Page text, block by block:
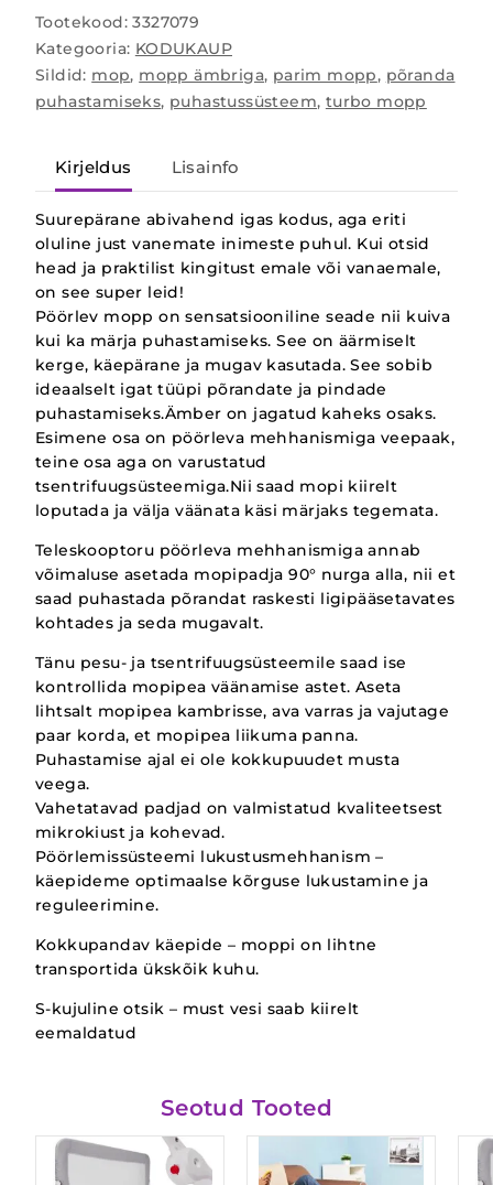
Tootekood:3327079
Kategooria: KODUKAUP
Sildid: mop, mopp ämbriga, parim mopp, põranda
puhastamiseks, puhastussüsteem, turbo mopp
Kirjeldus Lisainfo
Suurepärane abivahend igas kodus, aga eriti
oluline just vanemate inimeste puhul. Kui otsid
head ja praktilist kingitust emale või vanaemale,
on see super leid!
Pöörlev mopp on sensatsiooniline seade nii kuiva
kui ka märja puhastamiseks. See on äärmiselt
kerge, käepärane ja mugav kasutada. See sobib
ideaalselt igat tüüpi põrandate ja pindade
puhastamiseks.Ämber on jagatud kaheks osaks.
Esimene osa on pöörleva mehhanismiga veepaak,
teine osa aga on varustatud
tsentrifuugsüsteemiga.Nii saad mopi kiirelt
loputada ja välja väänata käsi märjaks tegemata.
Teleskooptoru pöörleva mehhanismiga annab
võimaluse asetada mopipadja 90° nurga alla, nii et
saad puhastada põrandat raskesti ligipääsetavates
kohtades ja seda mugavalt.
Tänu pesu- ja tsentrifuugsüsteemile saad ise
kontrollida mopipea väänamise astet. Aseta
lihtsalt mopipea kambrisse, ava varras ja vajutage
paar korda, et mopipea liikuma panna.
Puhastamise ajal ei ole kokkupuudet musta
veega.
Vahetatavad padjad on valmistatud kvaliteetsest
mikrokiust ja kohevad.
Pöörlemissüsteemi lukustusmehhanism –
käepideme optimaalse kõrguse lukustamine ja
reguleerimine.
Kokkupandav käepide – moppi on lihtne
transportida ükskõik kuhu.
S-kujuline otsik – must vesi saab kiirelt
eemaldatud
Seotud Tooted